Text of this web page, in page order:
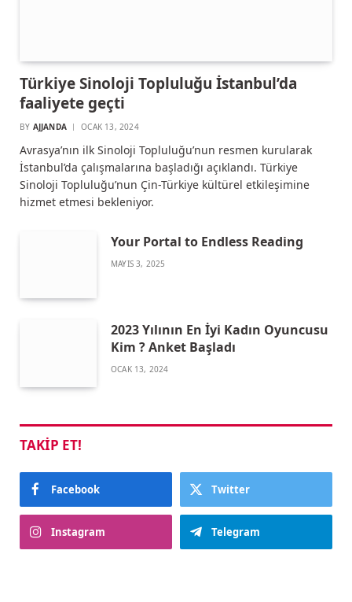
Türkiye Sinoloji Topluluğu İstanbul’da
faaliyete geçti
BY AJJANDA OCAK 13, 2024
Avrasya’nın ilk Sinoloji Topluluğu’nun resmen kurularak
İstanbul’da çalışmalarına başladığı açıklandı. Türkiye
Sinoloji Topluluğu’nun Çin-Türkiye kültürel etkileşimine
hizmet etmesi bekleniyor.
Your Portal to Endless Reading
MAYIS 3, 2025
2023 Yılının En İyi Kadın Oyuncusu
Kim ? Anket Başladı
OCAK 13, 2024
TAKIP ET!
Facebook Twitter
Instagram Telegram